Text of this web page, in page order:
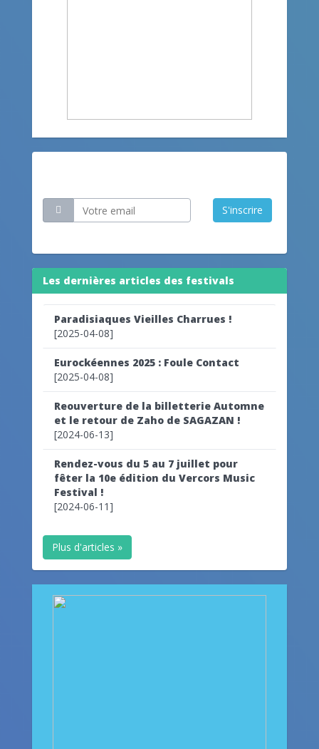
S'inscrire
Les dernières articles des festivals
Paradisiaques Vieilles Charrues !
[2025-04-08]
Eurockéennes 2025 : Foule Contact
[2025-04-08]
Reouverture de la billetterie Automne
et le retour de Zaho de SAGAZAN !
[2024-06-13]
Rendez-vous du 5 au 7 juillet pour
fêter la 10e édition du Vercors Music
Festival !
[2024-06-11]
Plus d'articles »